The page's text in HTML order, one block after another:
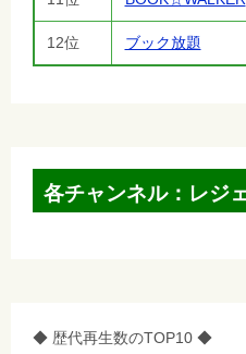
12位 ブック放題
各チャンネル：レジ
◆ 歴代再生数のTOP10 ◆